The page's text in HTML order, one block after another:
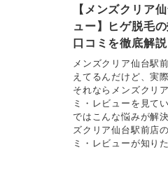
【メンズクリア
ュー】ヒゲ脱毛
口コミを徹底解説
メンズクリア仙台駅
えてるんだけど、実
それならメンズクリ
ミ・レビューを見て
ではこんな悩みが解
ズクリア仙台駅前店
ミ・レビューが知り